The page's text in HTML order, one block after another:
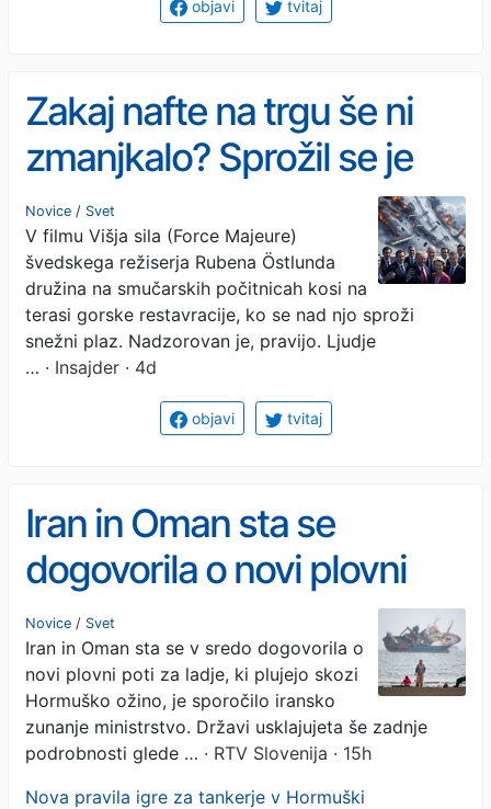
objavi tvitaj
Zakaj nafte na trgu še ni
zmanjkalo? Sprožil se je
plaz, ob katerem pa se
državniki zgolj -
fotografirajo...
Novice / Svet
V filmu Višja sila (Force Majeure)
švedskega režiserja Rubena Östlunda
družina na smučarskih počitnicah kosi na
terasi gorske restavracije, ko se nad njo sproži
snežni plaz. Nadzorovan je, pravijo. Ljudje
… · Insajder · 4d
objavi tvitaj
Iran in Oman sta se
dogovorila o novi plovni
poti skozi Hormuško ožino
Novice / Svet
Iran in Oman sta se v sredo dogovorila o
novi plovni poti za ladje, ki plujejo skozi
Hormuško ožino, je sporočilo iransko
zunanje ministrstvo. Državi usklajujeta še zadnje
podrobnosti glede … · RTV Slovenija · 15h
Nova pravila igre za tankerje v Hormuški